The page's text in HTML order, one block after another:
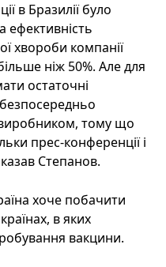
в Бразилії було
ефективність
хвороби компанії
ніж 50%. Але для
остаточні
тому що
прес-конференції і
Степанов.
хоче побачити
в яких
вакцини.